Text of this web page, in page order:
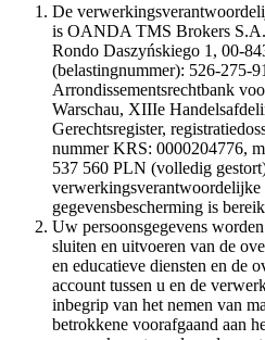
De
is OANDA TMS Brokers
Rondo Daszyńskiego 1, 00-
(belastingnummer): 526-275-
Arrondissementsrechtbank
Warschau, XIIIe
Gerechtsregister,
nummer KRS: 0000204776,
537 560 PLN (volledig
verwerkingsverantwoordelijke
gegevensbescherming is
Uw persoonsgegevens
sluiten en uitvoeren van de
en educatieve diensten en de
account tussen u en de
inbegrip van het nemen van
betrokkene voorafgaand aan